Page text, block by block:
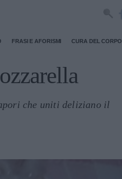
FRASI E AFORISMI CURA DEL CORPO
che uniti deliziano il